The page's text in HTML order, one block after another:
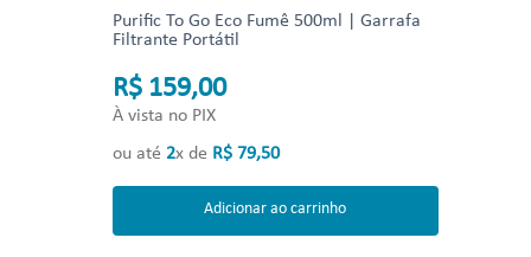
Purific To Go Eco Fumê 500ml | Garrafa
Filtrante Portátil
R$ 159,00
À vista no PIX
ou até 2x de R$ 79,50
Adicionar ao carrinho